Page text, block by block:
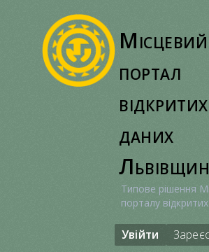
Місцевий
портал
відкритих
даних
Типове рішення
порталу
Увійти